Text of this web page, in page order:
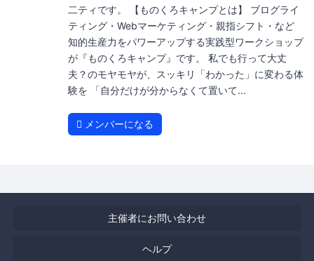
二ティです。 【ものくろキャンプとは】 ブログライ
ティング・Webマーケティング・親指シフト・など
知的生産力をパワーアップする実践型ワークショップ
が『ものくろキャンプ』です。 私でも行って大丈
夫？のモヤモヤが、スッキリ「わかった」に変わる体
験を 「自分だけが分からなくて置いて...
メンバーになる
主催者にお問い合わせ
ヘルプ